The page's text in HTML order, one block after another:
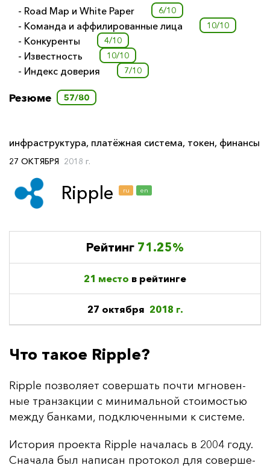
- Road Map и White Paper 6/10
- Команда и аффилированные лица 10/10
- Конкуренты 4/10
- Известность 10/10
- Индекс доверия 7/10
Резюме 57/80
инфраструктура, платёжная система, токен, финансы
27 ОКТЯБРЯ 2018 г.
Ripple ru en
Рейтинг 71.25%
21 место в рейтинге
27 октября 2018 г.
Что такое Ripple?
Ripple поз­во­ля­ет со­вер­шать поч­ти мгно­вен­
ные тран­зак­ции с ми­ни­маль­ной сто­имостью
меж­ду бан­ка­ми, под­клю­чен­ны­ми к сис­те­ме.
Ис­то­рия про­ек­та Ripple на­ча­лась в 2004 го­ду.
Сна­ча­ла был на­пи­сан про­то­кол для со­вер­ше­